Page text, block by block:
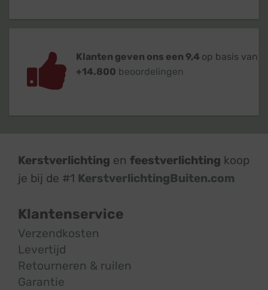
Klanten geven ons een 9,4 op basis van
+14.800 beoordelingen
Kerstverlichting en feestverlichting koop
je bij de #1 KerstverlichtingBuiten.com
Klantenservice
Verzendkosten
Levertijd
Retourneren & ruilen
Garantie